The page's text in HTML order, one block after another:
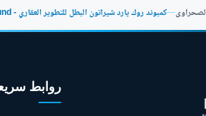
يمتلك كمبوند روك يارد
لتبدأ مساحة الشقق في كمبوند روك يارد شيراتون من
—كمبوند روك يارد شيراتون البطل للتطوير العقاري - Rock Yard Sheraton Compound
روابط